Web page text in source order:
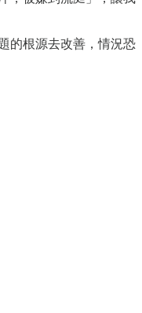
的根源去改善，情況恐